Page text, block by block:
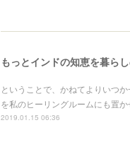
もっとインドの知恵を暮ら
ということで、かねてよりいつ
を私のヒーリングルームにも置
2019.01.15 06:36